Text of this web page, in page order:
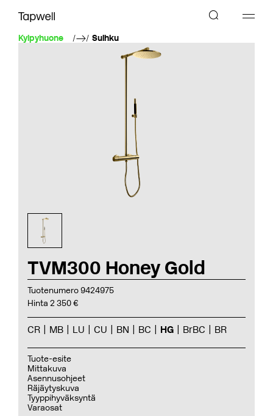
Kylpyhuone Suihku
TVM300 Honey Gold
Tuotenumero 9424975
Hinta 2 350 €
CR MB LU CU BN BC HG BrBC BR
Tuote-esite
Mittakuva
Asennusohjeet
Räjäytyskuva
Tyyppihyväksyntä
Varaosat